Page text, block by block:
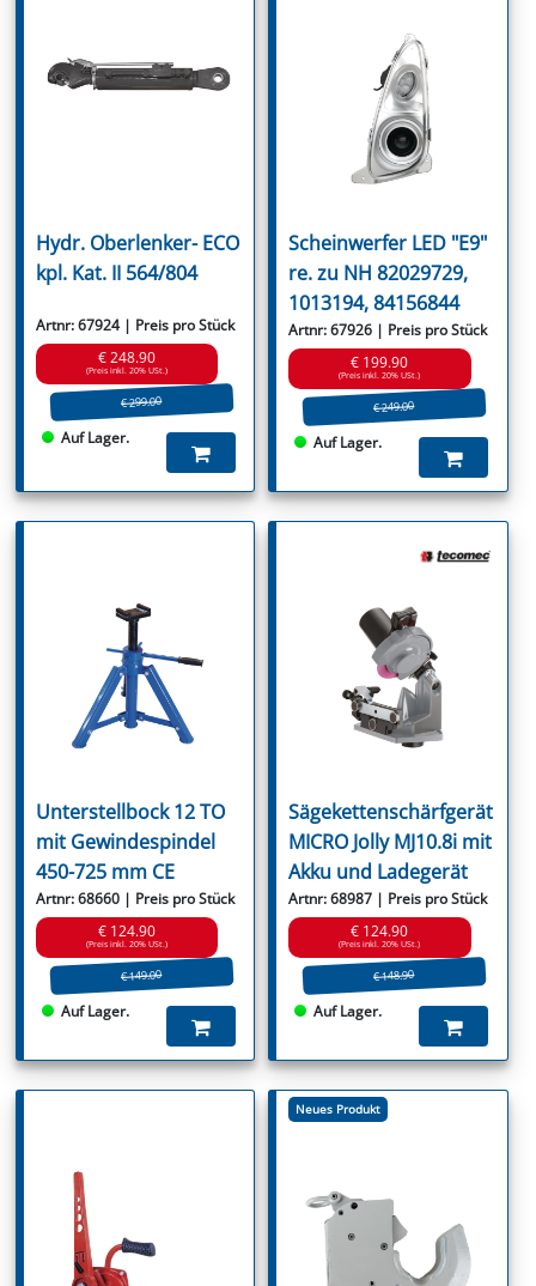
Hydr. Oberlenker- ECO
kpl. Kat. II 564/804
Artnr: 67924 | Preis pro Stück
€ 248.90
(Preis inkl. 20% USt.)
€ 299.00
Auf Lager.
Scheinwerfer LED "E9"
re. zu NH 82029729,
1013194, 84156844
Artnr: 67926 | Preis pro Stück
€ 199.90
(Preis inkl. 20% USt.)
€ 249.00
Auf Lager.
Unterstellbock 12 TO
mit Gewindespindel
450-725 mm CE
Artnr: 68660 | Preis pro Stück
€ 124.90
(Preis inkl. 20% USt.)
€ 149.00
Auf Lager.
Sägekettenschärfgerät
MICRO Jolly MJ10.8i mit
Akku und Ladegerät
Artnr: 68987 | Preis pro Stück
€ 124.90
(Preis inkl. 20% USt.)
€ 148.90
Auf Lager.
Neues Produkt